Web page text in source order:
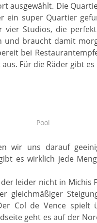
ausgewählt. Die
super Quartier
Studios, die
braucht damit
bei
Für die Räder gibt
Pool
wir uns darauf
es wirklich jede
leider nicht in
Col de Vence
geht es auf der